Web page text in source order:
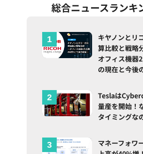
総合ニュースランキ
キヤノンとリ
算比較と戦略
オフィス機器
の現在と今後
Teslaは
量産を開始！
タイミングな
マネーフォワ